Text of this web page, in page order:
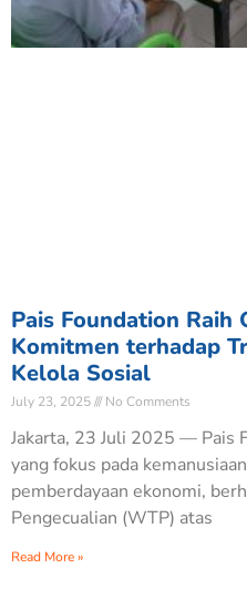
Pais Foundation Raih
Komitmen terhadap
Kelola Sosial
July 23, 2025 No Comments
Jakarta, 23 Juli 2025 — Pais
yang fokus pada
pemberdayaan ekonomi,
Pengecualian (WTP) atas
Read More »